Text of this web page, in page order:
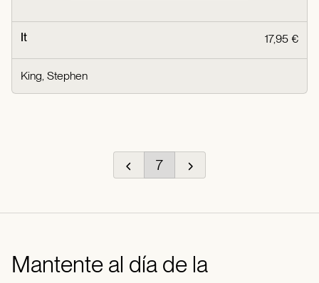
It 17,95 €
King, Stephen
7
Mantente al día de la